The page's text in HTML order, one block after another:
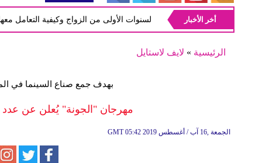
أبرز المشاكل شيوعاً في السنوات الأولى من الزواج وكيفية التعامل معها
أخر الأخبار
الرئيسية » لايف لاستايل
بهدف جمع صناع السينما في
مهرجان "الجونة" يُعلن عن عدد
GMT 05:42 2019 الجمعة ,16 آب / أغسطس